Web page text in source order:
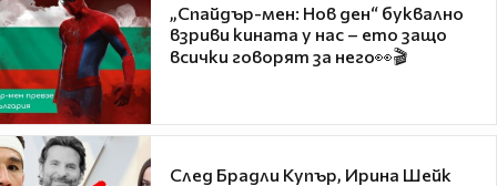
„Спайдър-мен: Нов ден“ буквално
взриви кината у нас – ето защо
всички говорят за него👀🎬
След Брадли Купър, Ирина Шейк